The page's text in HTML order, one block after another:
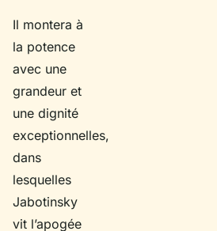
Il montera à
la potence
avec une
grandeur et
une dignité
exceptionnelles,
dans
lesquelles
Jabotinsky
vit l’apogée